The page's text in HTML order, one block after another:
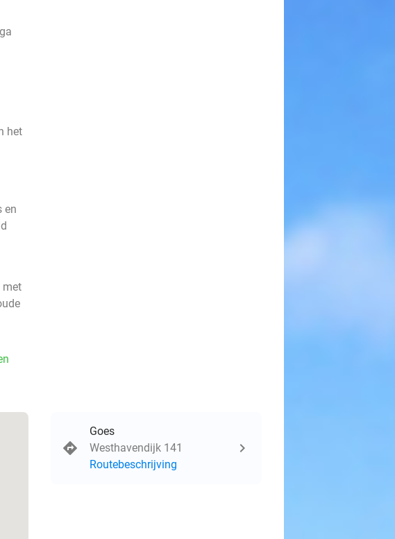
het
en
met
Goes
Westhavendijk 141
Routebeschrijving